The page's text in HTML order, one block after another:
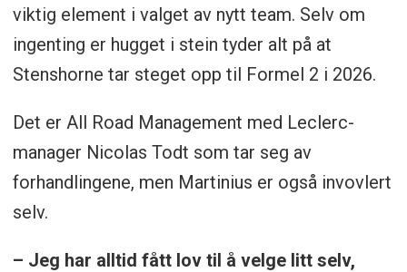
viktig element i valget av nytt team. Selv om
ingenting er hugget i stein tyder alt på at
Stenshorne tar steget opp til Formel 2 i 2026.
Det er All Road Management med Leclerc-
manager Nicolas Todt som tar seg av
forhandlingene, men Martinius er også invovlert
selv.
– Jeg har alltid fått lov til å velge litt selv,